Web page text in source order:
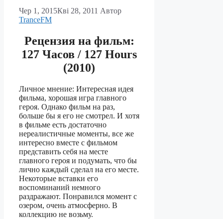
Чер 1, 2015Кві 28, 2011 Автор
TranceFM
Рецензия на фильм:
127 Часов / 127 Hours
(2010)
Личное мнение: Интересная идея
фильма, хорошая игра главного
героя. Однако фильм на раз,
больше бы я его не смотрел. И хотя
в фильме есть достаточно
нереалистичные моменты, все же
интересно вместе с фильмом
представить себя на месте
главного героя и подумать, что бы
лично каждый сделал на его месте.
Некоторые вставки его
воспоминаний немного
раздражают. Понравился момент с
озером, очень атмосферно. В
коллекцию не возьму.